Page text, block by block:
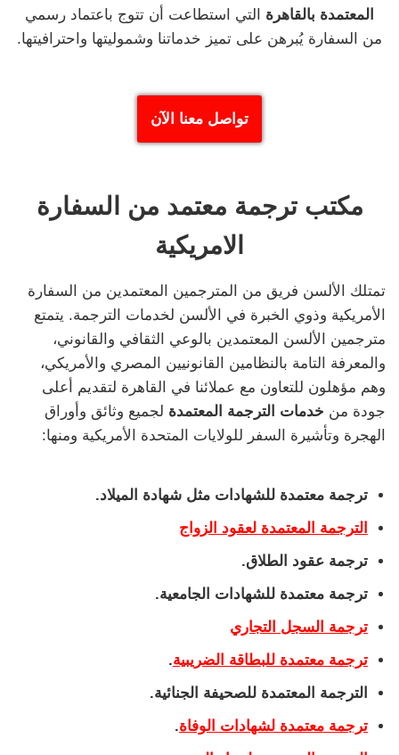
المعتمدة بالقاهرة التي استطاعت أن تتوج باعتماد رسمي
من السفارة يُبرهن على تميز خدماتنا وشموليتها واحترافيتها.
تواصل معنا الآن
مكتب ترجمة معتمد من السفارة
الامريكية
تمتلك الألسن فريق من المترجمين المعتمدين من السفارة
الأمريكية وذوي الخبرة في الألسن لخدمات الترجمة. يتمتع
مترجمين الألسن المعتمدين بالوعي الثقافي والقانوني،
والمعرفة التامة بالنظامين القانونيين المصري والأمريكي،
وهم مؤهلون للتعاون مع عملائنا في القاهرة لتقديم أعلى
جودة من خدمات الترجمة المعتمدة لجميع وثائق وأوراق
الهجرة وتأشيرة السفر للولايات المتحدة الأمريكية ومنها:
ترجمة معتمدة للشهادات مثل شهادة الميلاد.
الترجمة المعتمدة لعقود الزواج
ترجمة عقود الطلاق.
ترجمة معتمدة للشهادات الجامعية.
ترجمة السجل التجاري
ترجمة معتمدة للبطاقة الضريبية.
الترجمة المعتمدة للصحيفة الجنائية.
ترجمة معتمدة لشهادات الوفاة.